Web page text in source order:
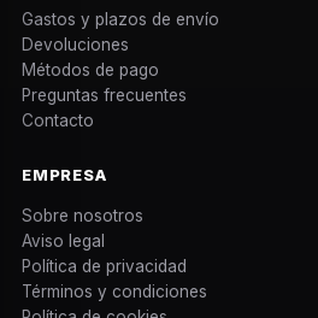
Gastos y plazos de envío
Devoluciones
Métodos de pago
Preguntas frecuentes
Contacto
EMPRESA
Sobre nosotros
Aviso legal
Política de privacidad
Términos y condiciones